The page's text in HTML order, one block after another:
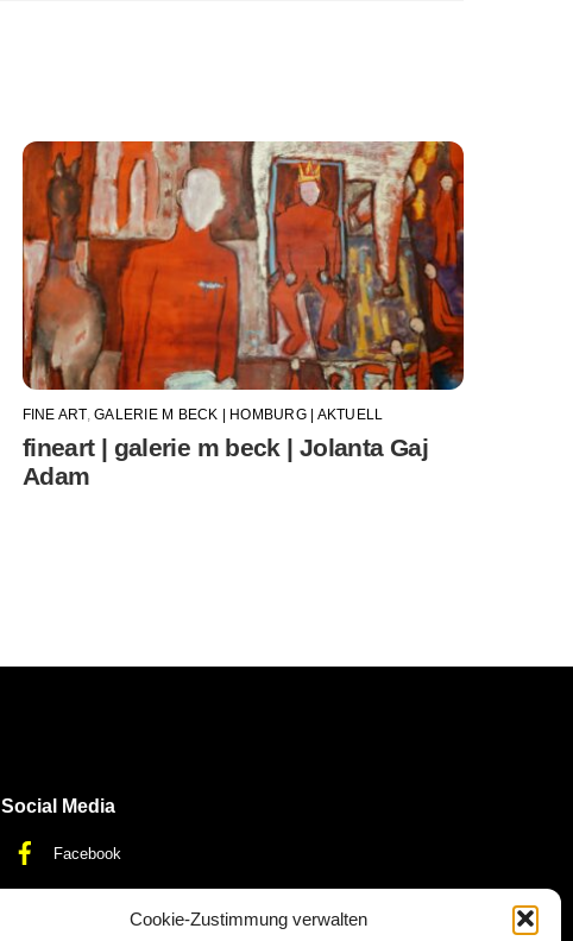
Cookie-Zustimmung verwalten
FINE ART,GALERIE M BECK | HOMBURG | AKTUELL
fineart | galerie m beck | Jolanta Gaj
Adam
Social Media
Facebook